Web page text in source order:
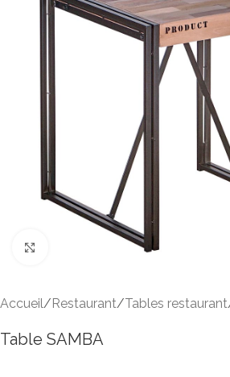
Click to enlarge
Accueil Restaurant Tables restaurant
Table SAMBA